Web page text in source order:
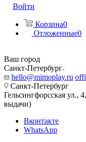
Войти
Корзина0
Отложенные0
Ваш город
Санкт-Петербург
hello@mimoplay.ru
Санкт-Петербург
Гельсингфорсская ул.,
выдачи)
Вконтакте
WhatsApp